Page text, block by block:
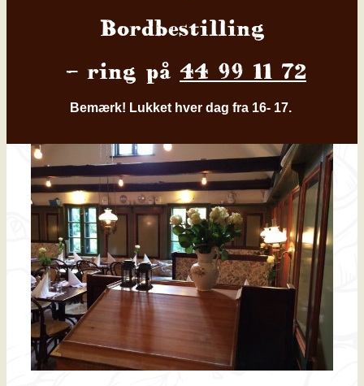
Bordbestilling
– ring på 44 99 11 72
Bemærk! Lukket hver dag fra 16- 17.